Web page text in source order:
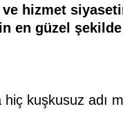
hizmet
en güzel şekilde
hiç kuşkusuz adı